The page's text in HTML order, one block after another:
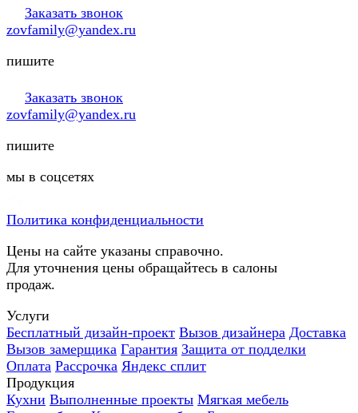
Заказать звонок
zovfamily@yandex.ru
пишите
Заказать звонок
zovfamily@yandex.ru
пишите
мы в соцсетях
Политика конфиденциальности
Цены на сайте указаны справочно.
Для уточнения цены обращайтесь в салоны
продаж.
Услуги
Бесплатный дизайн-проект Вызов дизайнера Доставка
Вызов замерщика Гарантия Защита от подделки
Оплата Рассрочка Яндекс сплит
Продукция
Кухни Выполненные проекты Мягкая мебель